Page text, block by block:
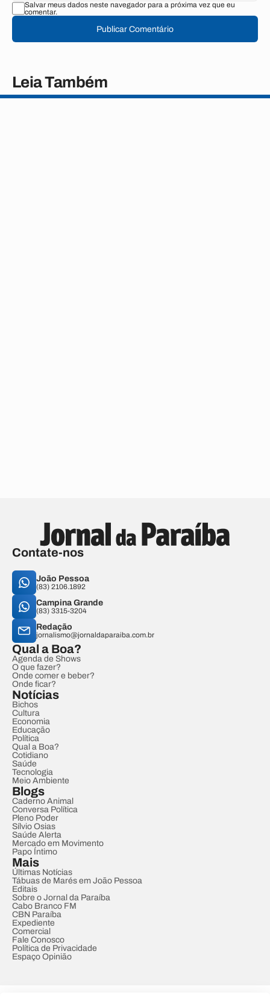
Salvar meus dados neste navegador para a próxima vez que eu
comentar.
Publicar Comentário
Leia Também
Contate-nos
João Pessoa
(83) 2106.1892
Campina Grande
(83) 3315-3204
Redação
jornalismo@jornaldaparaiba.com.br
Qual a Boa?
Agenda de Shows
O que fazer?
Onde comer e beber?
Onde ficar?
Notícias
Bichos
Cultura
Economia
Educação
Política
Qual a Boa?
Cotidiano
Saúde
Tecnologia
Meio Ambiente
Blogs
Caderno Animal
Conversa Política
Pleno Poder
Sílvio Osias
Saúde Alerta
Mercado em Movimento
Papo Íntimo
Mais
Últimas Notícias
Tábuas de Marés em João Pessoa
Editais
Sobre o Jornal da Paraíba
Cabo Branco FM
CBN Paraíba
Expediente
Comercial
Fale Conosco
Política de Privacidade
Espaço Opinião